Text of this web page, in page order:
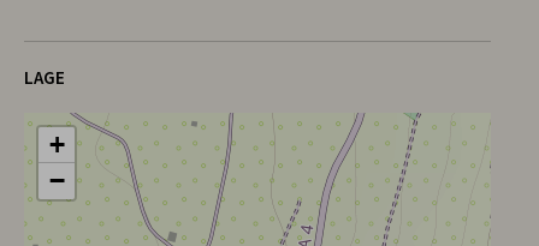
LAGE
+
−